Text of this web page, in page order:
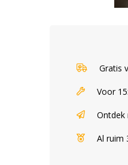
Gratis
Voor
Ontdek
Al ruim